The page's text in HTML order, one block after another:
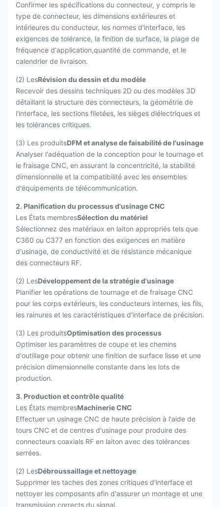
Confirmer les spécifications du connecteur, y compris le
type de connecteur, les dimensions extérieures et
intérieures du conducteur, les normes d'interface, les
exigences de tolérance, la finition de surface, la plage de
fréquence d'application,quantité de commande, et le
calendrier de livraison.
(2) LesRévision du dessin et du modèle
Recevoir des dessins techniques 2D ou des modèles 3D
détaillant la structure des connecteurs, la géométrie de
l'interface, les sections filetées, les sièges diélectriques et
les tolérances critiques.
(3) Les produitsDFM et analyse de faisabilité de l'usinage
Analyser l'adéquation de la conception pour le tournage et
le fraisage CNC, en assurant la concentricité, la stabilité
dimensionnelle et la compatibilité avec les ensembles
d'équipements de télécommunication.
2. Planification du processus d'usinage CNC
Les États membresSélection du matériel
Sélectionnez des matériaux en laiton appropriés tels que
C360 ou C377 en fonction des exigences en matière
d'usinage, de conductivité et de résistance mécanique
des connecteurs RF.
(2) LesDéveloppement de la stratégie d'usinage
Planifier les opérations de tournage et de fraisage CNC
pour les corps extérieurs, les conducteurs internes, les fils,
les rainures et les caractéristiques d'interface de précision.
(3) Les produitsOptimisation des processus
Optimiser les paramètres de coupe et les chemins
d'outillage pour obtenir une finition de surface lisse et une
précision dimensionnelle constante dans les lots de
production.
3. Production et contrôle qualité
Les États membresMachinerie CNC
Effectuer un usinage CNC de haute précision à l'aide de
tours CNC et de centres d'usinage pour produire des
connecteurs coaxials RF en laiton avec des tolérances
serrées.
(2) LesDébroussaillage et nettoyage
Supprimer les taches des zones critiques d'interface et
nettoyer les composants afin d'assurer un montage et une
transmission corrects du signal.